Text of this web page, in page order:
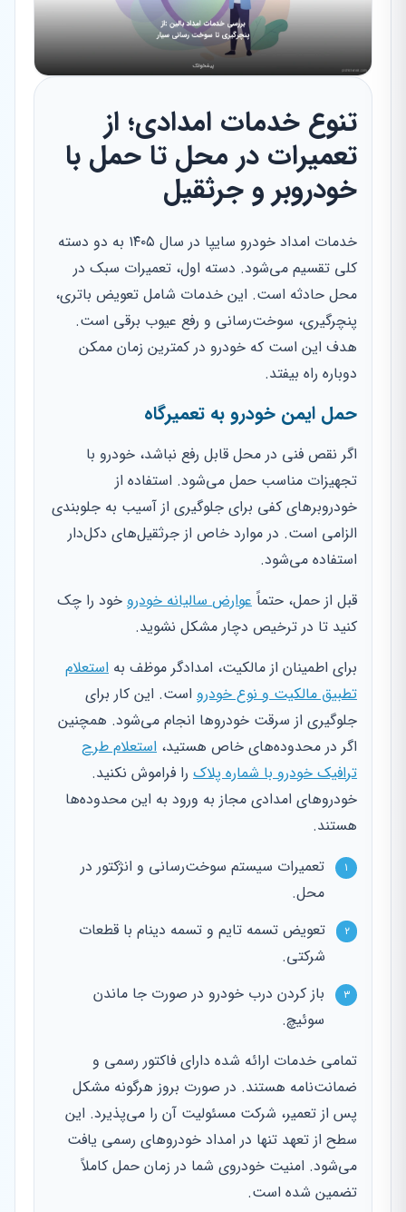
تنوع خدمات امدادی؛ از
تعمیرات در محل تا حمل با
خودروبر و جرثقیل
خدمات امداد خودرو سایپا در سال ۱۴۰۵ به دو دسته
کلی تقسیم می‌شود. دسته اول، تعمیرات سبک در
محل حادثه است. این خدمات شامل تعویض باتری،
پنچرگیری، سوخت‌رسانی و رفع عیوب برقی است.
هدف این است که خودرو در کمترین زمان ممکن
دوباره راه بیفتد.
حمل ایمن خودرو به تعمیرگاه
اگر نقص فنی در محل قابل رفع نباشد، خودرو با
تجهیزات مناسب حمل می‌شود. استفاده از
خودروبرهای کفی برای جلوگیری از آسیب به جلوبندی
الزامی است. در موارد خاص از جرثقیل‌های دکل‌دار
استفاده می‌شود.
قبل از حمل، حتماً عوارض سالیانه خودرو خود را چک
کنید تا در ترخیص دچار مشکل نشوید.
برای اطمینان از مالکیت، امدادگر موظف به استعلام
تطبیق مالکیت و نوع خودرو است. این کار برای
جلوگیری از سرقت خودروها انجام می‌شود. همچنین
اگر در محدوده‌های خاص هستید، استعلام طرح
ترافیک خودرو با شماره پلاک را فراموش نکنید.
خودروهای امدادی مجاز به ورود به این محدوده‌ها
هستند.
۱
تعمیرات سیستم سوخت‌رسانی و انژکتور در
محل.
۲
تعویض تسمه تایم و تسمه دینام با قطعات
شرکتی.
۳
باز کردن درب خودرو در صورت جا ماندن
سوئیچ.
تمامی خدمات ارائه شده دارای فاکتور رسمی و
ضمانت‌نامه هستند. در صورت بروز هرگونه مشکل
پس از تعمیر، شرکت مسئولیت آن را می‌پذیرد. این
سطح از تعهد تنها در امداد خودروهای رسمی یافت
می‌شود. امنیت خودروی شما در زمان حمل کاملاً
تضمین شده است.